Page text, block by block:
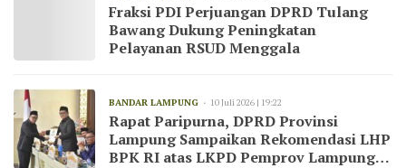
Fraksi PDI Perjuangan DPRD Tulang
Bawang Dukung Peningkatan
Pelayanan RSUD Menggala
BANDAR LAMPUNG 10 Juli 2026 | 19:22
Rapat Paripurna, DPRD Provinsi
Lampung Sampaikan Rekomendasi LHP
BPK RI atas LKPD Pemprov Lampung